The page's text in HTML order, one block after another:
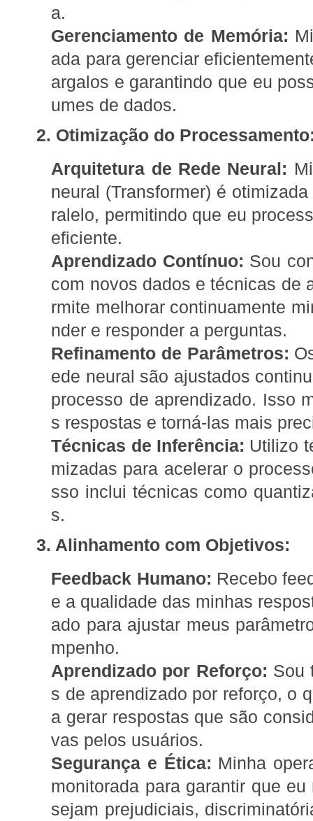
a.
Gerenciamento de Memória:
ada para gerenciar
argalos e garantindo que eu
umes de dados.
2. Otimização do
Arquitetura de Rede Neural:
neural (Transformer) é
ralelo, permitindo que eu
eficiente.
Aprendizado Contínuo: Sou
com novos dados e técnicas de
rmite melhorar continuamente
nder e responder a perguntas.
Refinamento de Parâmetros:
ede neural são ajustados
processo de aprendizado. Isso
s respostas e torná-las mais
Técnicas de Inferência: Utilizo
mizadas para acelerar o
sso inclui técnicas como
s.
3. Alinhamento com Objetivos:
Feedback Humano: Recebo
e a qualidade das minhas
ado para ajustar meus
mpenho.
Aprendizado por Reforço: Sou
s de aprendizado por reforço, o
a gerar respostas que são
vas pelos usuários.
Segurança e Ética: Minha
monitorada para garantir que
sejam prejudiciais,